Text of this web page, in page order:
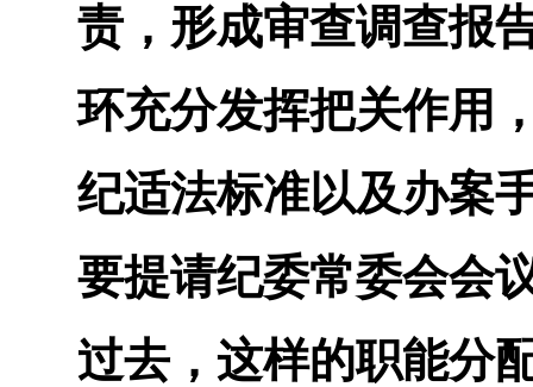
责，形成审查调查报
环充分发挥把关作用
纪适法标准以及办案
要提请纪委常委会会
过去，这样的职能分